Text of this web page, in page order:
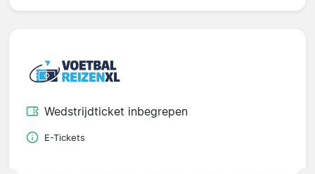
Wedstrijdticket inbegrepen
E-Tickets